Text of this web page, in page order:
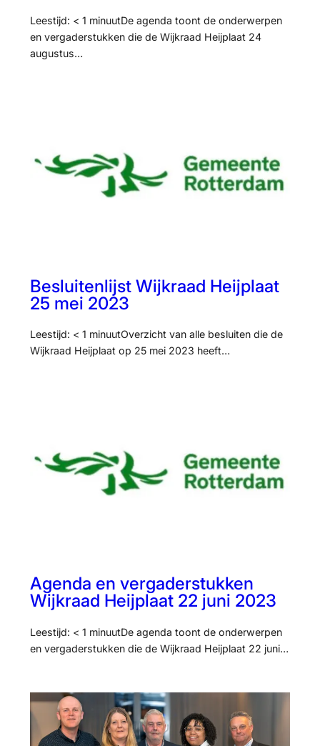
Leestijd: < 1 minuutDe agenda toont de onderwerpen
en vergaderstukken die de Wijkraad Heijplaat 24
augustus…
Besluitenlijst Wijkraad Heijplaat
25 mei 2023
Leestijd: < 1 minuutOverzicht van alle besluiten die de
Wijkraad Heijplaat op 25 mei 2023 heeft…
Agenda en vergaderstukken
Wijkraad Heijplaat 22 juni 2023
Leestijd: < 1 minuutDe agenda toont de onderwerpen
en vergaderstukken die de Wijkraad Heijplaat 22 juni…